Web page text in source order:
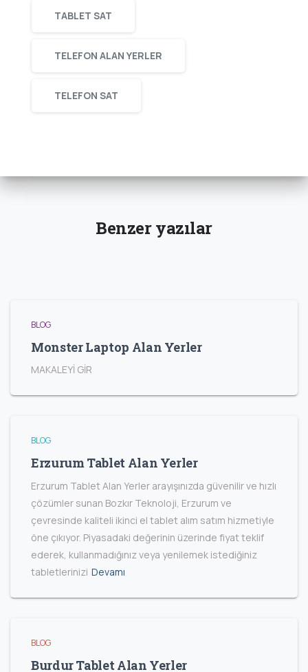
TABLET SAT
TELEFON ALAN YERLER
TELEFON SAT
Benzer yazılar
BLOG
Monster Laptop Alan Yerler
MAKALEYİ GİR
BLOG
Erzurum Tablet Alan Yerler
Erzurum Tablet Alan Yerler arayışınızda güvenilir ve hızlı
çözümler sunan Bozkır Teknoloji, Erzurum ve
çevresinde kaliteli ikinci el tablet alım satım hizmetiyle
öne çıkıyor. Piyasadaki değerinin üzerinde fiyat teklif
ederek, kullanmadığınız veya yenilemek istediğiniz
tabletlerinizi Devamı
BLOG
Burdur Tablet Alan Yerler